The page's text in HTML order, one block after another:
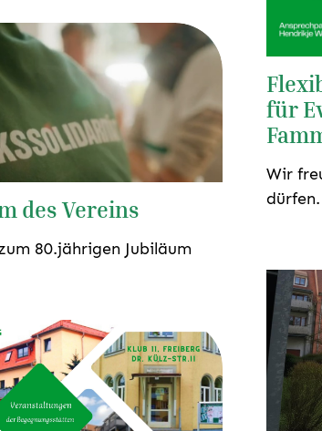
für
Wir
dürfen.
des Vereins
80.jährigen Jubiläum